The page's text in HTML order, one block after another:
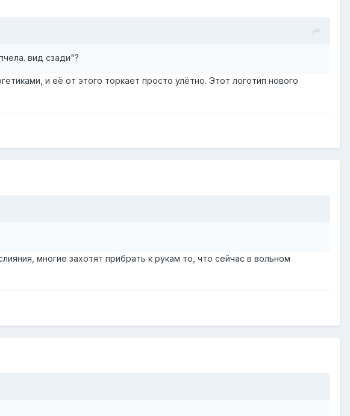
вид сзади"?
и её от этого торкает просто улётно. Этот логотип нового
многие захотят прибрать к рукам то, что сейчас в вольном